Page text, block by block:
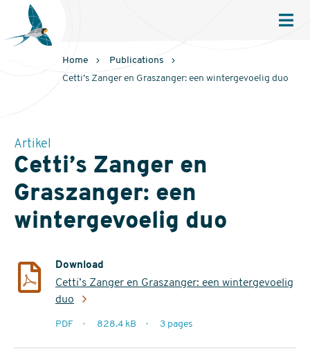
Sovon
Homepage
Home
Publications
Cetti’s Zanger en Graszanger: een wintergevoelig duo
Artikel
Cetti’s Zanger en
Graszanger: een
wintergevoelig duo
Download
Cetti’s Zanger en Graszanger: een wintergevoelig
duo
extensie
PDF
828.4 kB
3 pages